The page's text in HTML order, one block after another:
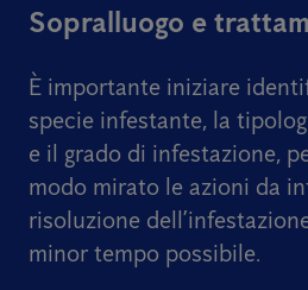
Sopralluogo e
È importante iniziare
specie infestante, la
e il grado di infestazione,
modo mirato le azioni da
risoluzione
minor tempo possibile.